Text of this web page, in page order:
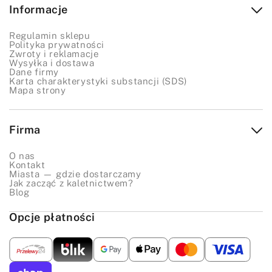
barwy surowych projektów.
Farby akrylowe (Acrylic Dye):
innym charakterze, tworzące elastyczną powłokę.
Świetnie sprawdzają się do detali, malowania
wzorów lub wykańczania specyficznych krawędzi.
Preparaty do antykowania:
wytłoczone wzory, podkreślając rzeźbienia i
wygląd.
Finish do skór (wykończenia):
po farbowaniu. Środki takie jak Resolene czy Tan
Kote zabezpieczają nałożonybarwnik do skóry,
Akcesoria do aplikacji:Narzędzia ułatwiające
pracę z chemią, takie jakpaleta do
Informacje
Regulamin sklepu
Polityka prywatności
Zwroty i reklamacje
Wysyłka i dostawa
Dane firmy
Karta charakterystyki substancji (SDS)
Mapa strony
Firma
O nas
Kontakt
Miasta — gdzie dostarczamy
Jak zacząć z kaletnictwem?
Blog
Opcje płatności